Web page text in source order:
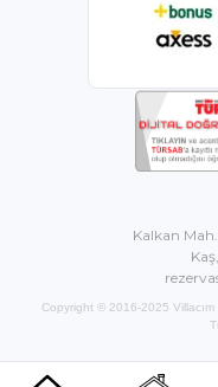
Kalkan
Copyright © 2016-2025